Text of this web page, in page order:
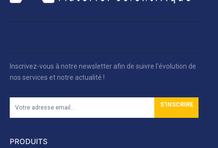
Inscrivez-vous à notre newsletter afin de suivre l'évolution de
nos services et notre actualité !
S'INSCRIRE
PRODUITS